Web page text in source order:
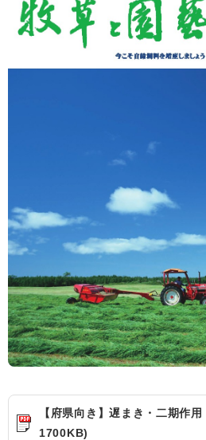
【府県向き】遅まき・二期作
1700KB)